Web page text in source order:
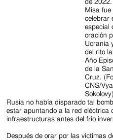
de 2022.
Misa fue
celebrar
especial
oración
Ucrania
del rito
Año
de la
Cruz.
CNS/
Sokolovy)
Rusia no había disparado tal
estar apuntando a la red eléctrica
infraestructuras antes del frío
Después de orar por las víctimas